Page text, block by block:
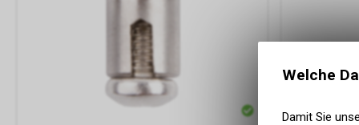
YMESG
Welche
Damit Sie